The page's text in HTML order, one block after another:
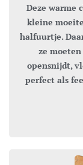
Deze warme chocoladetaartjes vallen in de categorie
kleine
halfuurtje.
ze
opensnijdt,
perfect als